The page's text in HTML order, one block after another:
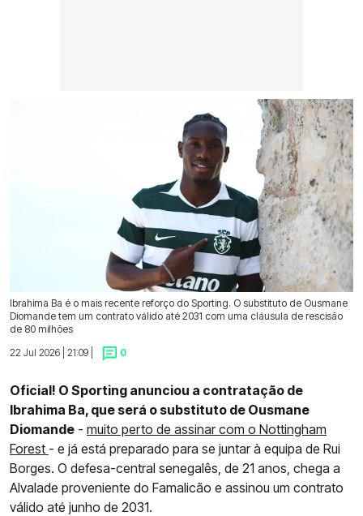
Ibrahima Ba é o mais recente reforço do Sporting. O substituto de Ousmane
Diomande tem um contrato válido até 2031 com uma cláusula de rescisão
de 80 milhões
22 Jul 2026 | 21:09 |
0
Oficial! O Sporting anunciou a contratação de
Ibrahima Ba, que será o substituto de Ousmane
Diomande - muito perto de assinar com o Nottingham
Forest - e já está preparado para se juntar à equipa de Rui
Borges. O defesa-central senegalês, de 21 anos, chega a
Alvalade proveniente do Famalicão e assinou um contrato
válido até junho de 2031.